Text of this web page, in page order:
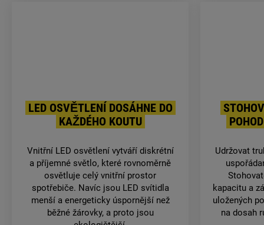
LED OSVĚTLENÍ DOSÁHNE DO
KAŽDÉHO KOUTU
Vnitřní LED osvětlení vytváří diskrétní
a příjemné světlo, které rovnoměrně
osvětluje celý vnitřní prostor
spotřebiče. Navíc jsou LED svítidla
menší a energeticky úspornější než
běžné žárovky, a proto jsou
Udržovat
kapacitu a
uložených
na dosah